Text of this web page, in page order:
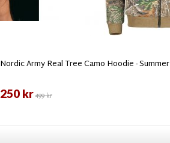
Nordic Army Real Tree Camo Hoodie - Summer
250 kr499 kr